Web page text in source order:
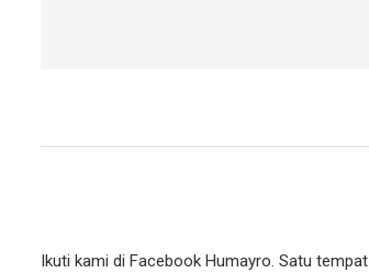
Ikuti kami di Facebook Humayro. Satu tempat